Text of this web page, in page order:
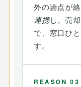
外の論点が
連携し、売
で、窓口ひ
す。
REASON 03